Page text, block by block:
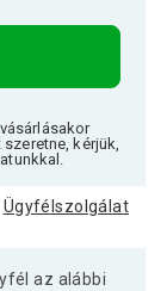
kérjük,
Ügyfélszolgálat
az alábbi